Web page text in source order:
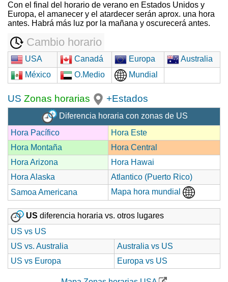
Con el final del horario de verano en Estados Unidos y
Europa, el amanecer y el atardecer serán aprox. una hora
antes. Habrá más luz por la mañana y oscurecerá antes.
Cambio horario
USA Canadá Europa
Australia
México
O.Medio Mundial
US Zonas horarias +Estados
Diferencia horaria con zonas de US
Hora Pacífico
Hora Este
Hora Montaña
Hora Central
Hora Arizona
Hora Hawai
Hora Alaska
Atlantico (Puerto Rico)
Samoa Americana
Mapa hora mundial
US diferencia horaria vs. otros lugares
US vs US
US vs. Australia
Australia vs US
US vs Europa
Europa vs US